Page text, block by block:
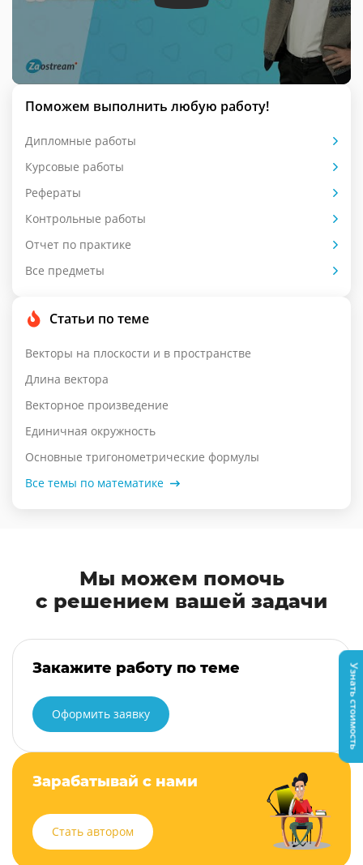
Поможем выполнить любую работу!
Дипломные работы
Курсовые работы
Рефераты
Контрольные работы
Отчет по практике
Все предметы
Статьи по теме
Векторы на плоскости и в пространстве
Длина вектора
Векторное произведение
Единичная окружность
Основные тригонометрические формулы
Все темы по математике
Мы можем помочь
с решением вашей задачи
Закажите работу по теме
Оформить заявку
Зарабатывай с нами
Стать автором
Узнать стоимость